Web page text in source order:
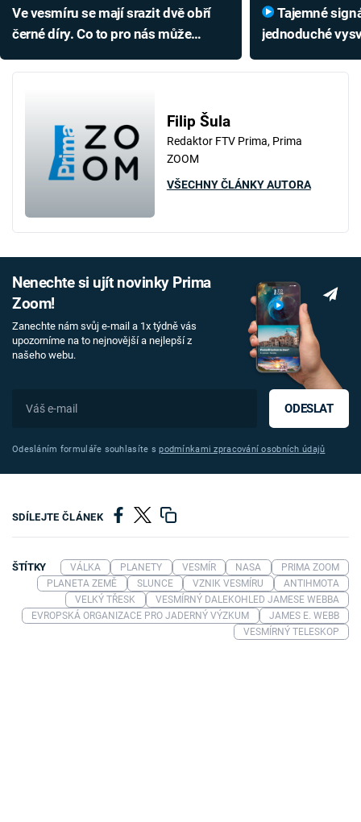
Ve vesmíru se mají srazit dvě obří
černé díry. Co to pro nás může
jednoduché
Filip Šula
Redaktor FTV Prima, Prima
ZOOM
VŠECHNY ČLÁNKY AUTORA
Nenechte si ujít novinky Prima
Zoom!
Zanechte nám svůj e-mail a 1x týdně vás
upozorníme na to nejnovější a nejlepší z
našeho webu.
ODESLAT
Odesláním formuláře souhlasíte spodmínkami zpracování osobních údajů
SDÍLEJTE ČLÁNEK
ŠTÍTKY VÁLKA PLANETY VESMÍR NASA
PRIMA ZOOM
PLANETA ZEMĚ
SLUNCE VZNIK VESMÍRU
ANTIHMOTA
VELKÝ TŘESK
VESMÍRNÝ DALEKOHLED JAMESE WEBBA
EVROPSKÁ ORGANIZACE PRO JADERNÝ VÝZKUM
JAMES E. WEBB
VESMÍRNÝ TELESKOP